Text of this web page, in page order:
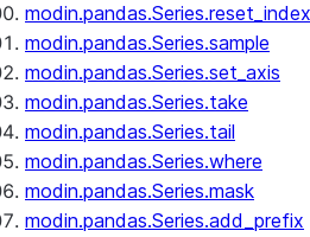
modin.pandas.Series.reset_index
modin.pandas.Series.sample
modin.pandas.Series.set_axis
modin.pandas.Series.take
modin.pandas.Series.tail
modin.pandas.Series.where
modin.pandas.Series.mask
modin.pandas.Series.add_prefix